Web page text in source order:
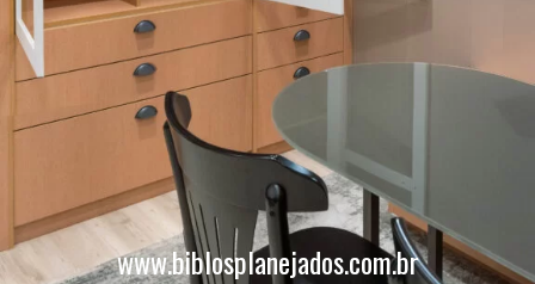
www.biblosplanejados.com.br